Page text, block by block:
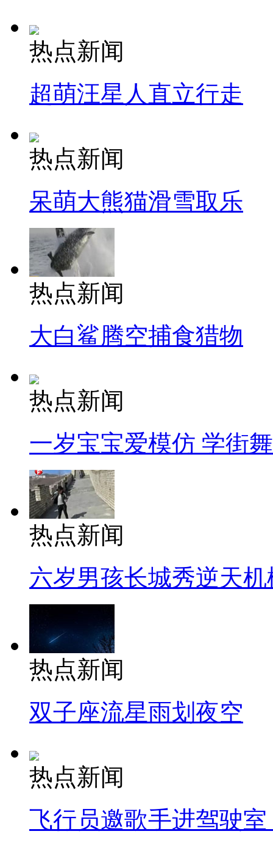
热点新闻
超萌汪星人直立行走
热点新闻
呆萌大熊猫滑雪取乐
热点新闻
大白鲨腾空捕食猎物
热点新闻
一岁宝宝爱模仿 学街
热点新闻
六岁男孩长城秀逆天机
热点新闻
双子座流星雨划夜空
热点新闻
飞行员邀歌手进驾驶